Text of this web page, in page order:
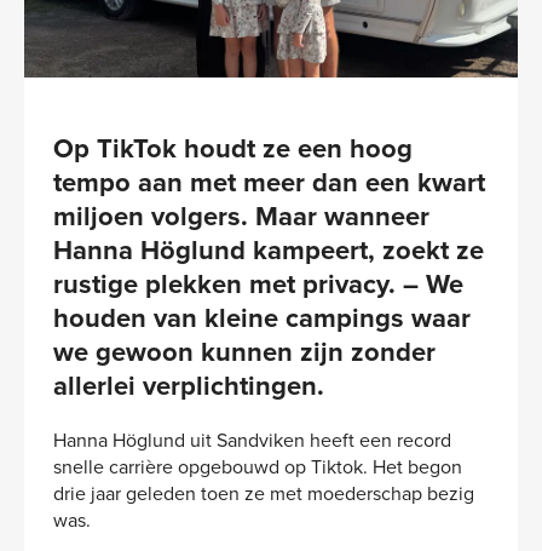
Op TikTok houdt ze een hoog
tempo aan met meer dan een kwart
miljoen volgers. Maar wanneer
Hanna Höglund kampeert, zoekt ze
rustige plekken met privacy. – We
houden van kleine campings waar
we gewoon kunnen zijn zonder
allerlei verplichtingen.
Hanna Höglund uit Sandviken heeft een record
snelle carrière opgebouwd op Tiktok. Het begon
drie jaar geleden toen ze met moederschap bezig
was.